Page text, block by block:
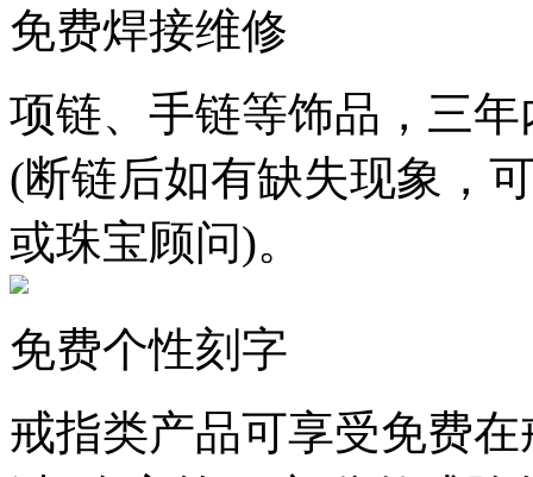
免费焊接维修
项链、手链等饰品，三
(断链后如有缺失现象，
或珠宝顾问)。
免费个性刻字
戒指类产品可享受免费